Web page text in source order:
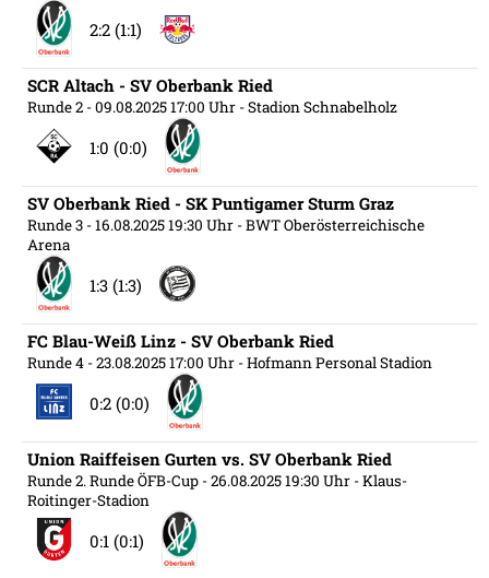
2:2 (1:1)
SCR Altach - SV Oberbank Ried
Runde 2 - 09.08.2025 17:00 Uhr - Stadion Schnabelholz
1:0 (0:0)
SV Oberbank Ried - SK Puntigamer Sturm Graz
Runde 3 - 16.08.2025 19:30 Uhr - BWT Oberösterreichische
Arena
1:3 (1:3)
FC Blau-Weiß Linz - SV Oberbank Ried
Runde 4 - 23.08.2025 17:00 Uhr - Hofmann Personal Stadion
0:2 (0:0)
Union Raiffeisen Gurten vs. SV Oberbank Ried
Runde 2. Runde ÖFB-Cup - 26.08.2025 19:30 Uhr - Klaus-
Roitinger-Stadion
0:1 (0:1)